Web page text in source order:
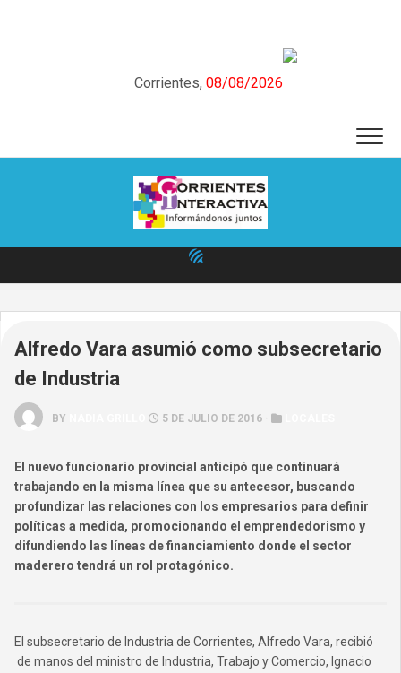
Corrientes, 08/08/2026
Alfredo Vara asumió como subsecretario
de Industria
BY 5 DE JULIO DE 2016 ·
El nuevo funcionario provincial anticipó que continuará
trabajando en la misma línea que su antecesor, buscando
profundizar las relaciones con los empresarios para definir
políticas a medida, promocionando el emprendedorismo y
difundiendo las líneas de financiamiento donde el sector
maderero tendrá un rol protagónico.
El subsecretario de Industria de Corrientes, Alfredo Vara, recibió
de manos del ministro de Industria, Trabajo y Comercio, Ignacio